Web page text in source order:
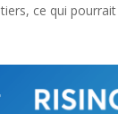
ce qui